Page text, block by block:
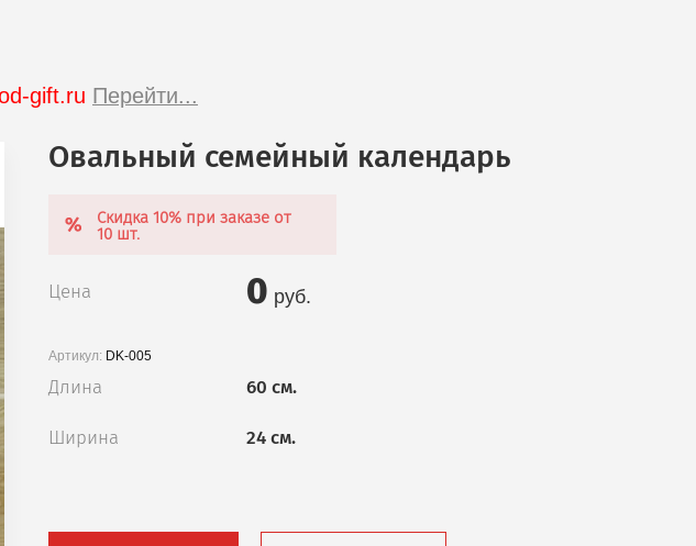
gift.ru Перейти...
Овальный семейный календарь
Скидка 10% при заказе от
10 шт.
Цена 0 руб.
Артикул: DK-005
Длина 60 см.
Ширина 24 см.